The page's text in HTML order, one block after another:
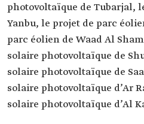
photovoltaïque de Tubarjal,
Yanbu, le projet de parc
parc éolien de Waad Al
solaire photovoltaïque de
solaire photovoltaïque de
solaire photovoltaïque d’Ar
solaire photovoltaïque d’Al